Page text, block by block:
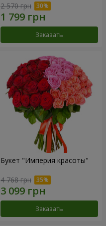
2 570 грн
Заказать
Букет "Империя красоты"
4 768 грн
Заказать